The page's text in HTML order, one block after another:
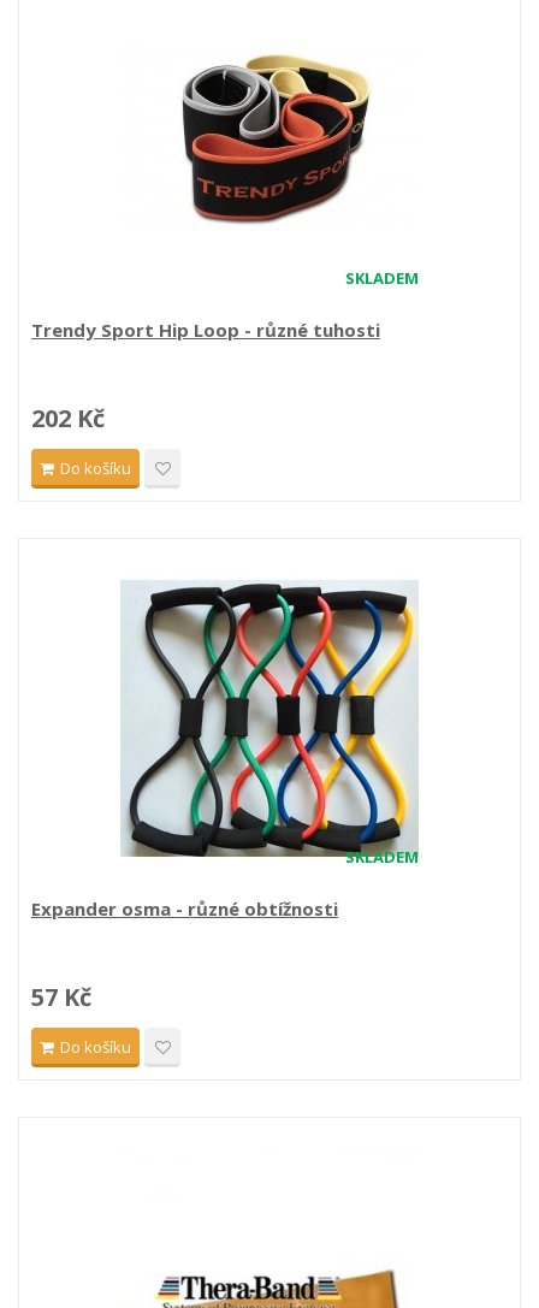
SKLADEM
Trendy Sport Hip Loop - různé tuhosti
202 Kč
Do košíku
SKLADEM
Expander osma - různé obtížnosti
57 Kč
Do košíku